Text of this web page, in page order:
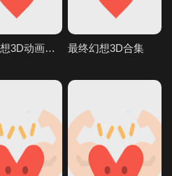
最终幻想3D动画AI生成完美画质 最终幻想3D合集